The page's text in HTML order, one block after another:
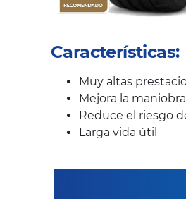
Características:
Muy altas
Mejora la
Reduce el riesgo
Larga vida útil